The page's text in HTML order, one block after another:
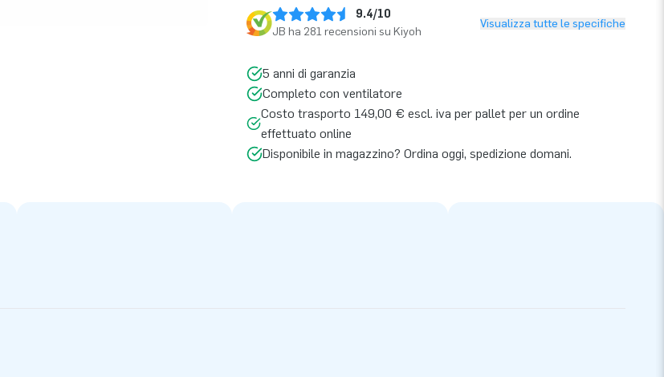
9.4/10
JB ha 281 recensioni su Kiyoh
Visualizza tutte le specifiche
5 anni di garanzia
Completo con ventilatore
Costo trasporto 149,00 € escl. iva per pallet per un ordine
effettuato online
Disponibile in magazzino? Ordina oggi, spedizione domani.